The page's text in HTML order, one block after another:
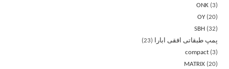
ONK 3
OY 20
SBH
32
پمپ طبقاتی افقی ابارا
23
compact 3
MATRIX 20